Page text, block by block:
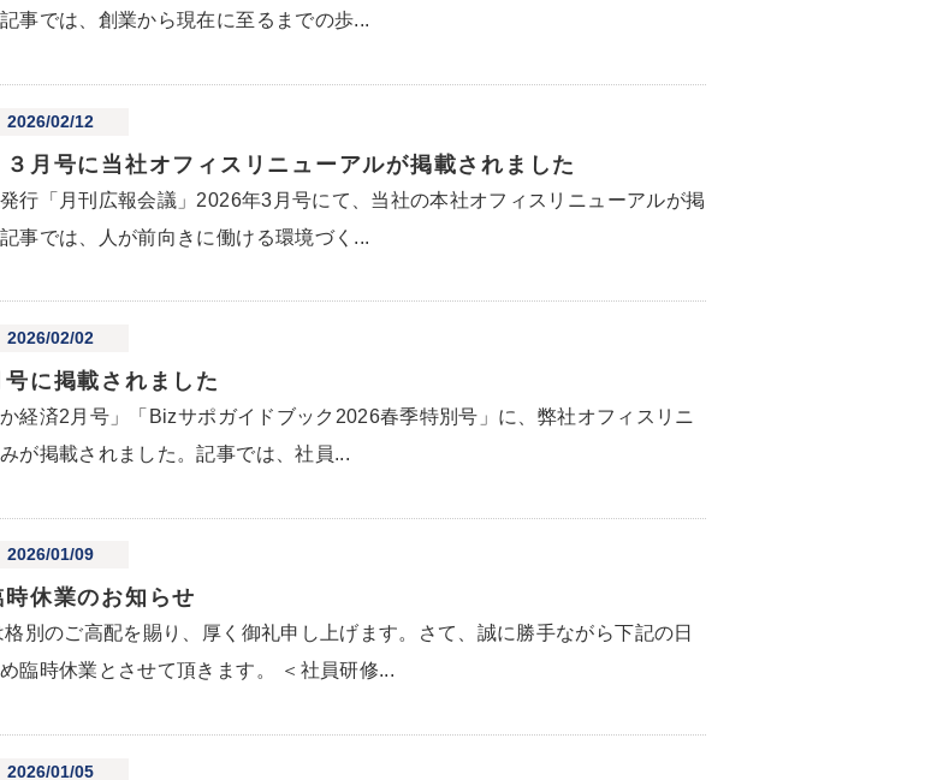
事では、創業から現在に至るまでの歩...
2026/02/12
月号に当社オフィスリニューアルが掲載されました
行「月刊広報会議」2026年3月号にて、当社の本社オフィスリニューアルが掲
事では、人が前向きに働ける環境づく...
2026/02/02
に掲載されました
経済2月号」「Bizサポガイドブック2026春季特別号」に、弊社オフィスリニ
が掲載されました。記事では、社員...
2026/01/09
休業のお知らせ
別のご高配を賜り、厚く御礼申し上げます。さて、誠に勝手ながら下記の日
臨時休業とさせて頂きます。 ＜社員研修...
2026/01/05